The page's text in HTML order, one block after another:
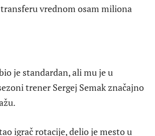
vrednom osam miliona
je standardan, ali mu je u
trener Sergej Semak značajno
igrač rotacije, delio je mesto u